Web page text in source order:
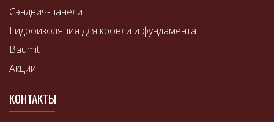
Сэндвич-панели
Гидроизоляция для кровли и фундамента
Baumit
Акции
КОНТАКТЫ